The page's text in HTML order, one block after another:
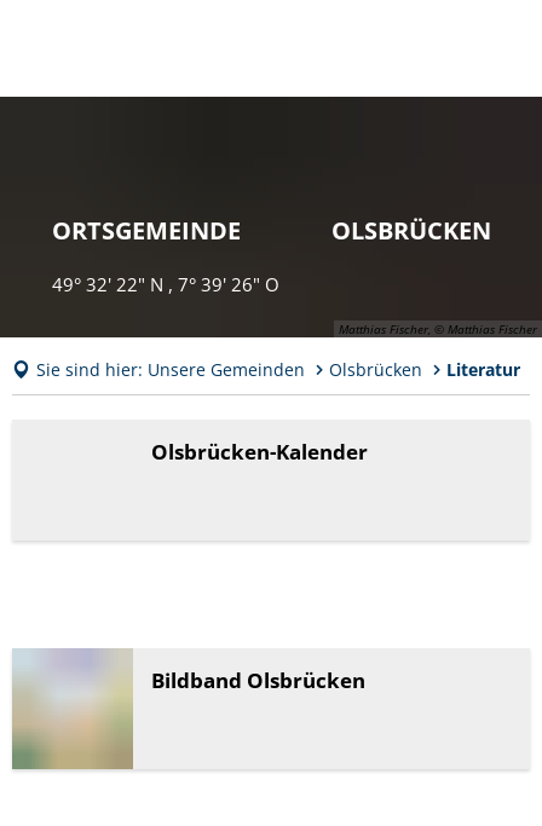
Matthias Fischer, © Matthias Fischer
ORTSGEMEINDE OLSBRÜCKEN
49° 32' 22" N , 7° 39' 26" O
Sie sind hier: Unsere Gemeinden Olsbrücken Literatur
Olsbrücken-Kalender
Bildband Olsbrücken